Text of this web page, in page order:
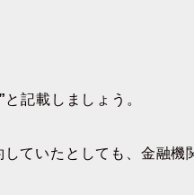
と記載しましょう。
ていたとしても、金融機